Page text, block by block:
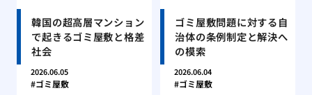
韓国の超高層マンション
で起きるゴミ屋敷と格差
社会
2026.06.05
ゴミ屋敷
ゴミ屋敷問題に対する自
治体の条例制定と解決へ
の模索
2026.06.04
ゴミ屋敷